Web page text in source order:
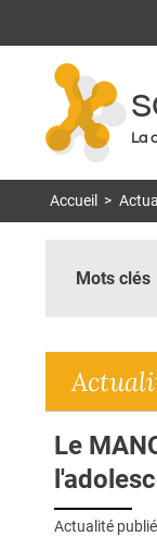
La
Accueil >
Mots clés
Le
Actualité